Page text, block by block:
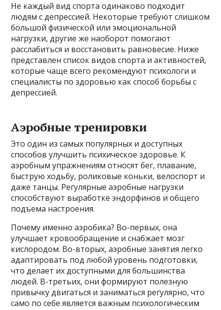
Не каждый вид спорта одинаково подходит
людям с депрессией. Некоторые требуют слишком
большой физической или эмоциональной
нагрузки, другие же наоборот помогают
расслабиться и восстановить равновесие. Ниже
представлен список видов спорта и активностей,
которые чаще всего рекомендуют психологи и
специалисты по здоровью как способ борьбы с
депрессией.
Аэробные тренировки
Это один из самых популярных и доступных
способов улучшить психическое здоровье. К
аэробным упражнениям относят бег, плавание,
быструю ходьбу, роликовые коньки, велоспорт и
даже танцы. Регулярные аэробные нагрузки
способствуют выработке эндорфинов и общего
подъема настроения.
Почему именно аэробика? Во-первых, она
улучшает кровообращение и снабжает мозг
кислородом. Во-вторых, аэробные занятия легко
адаптировать под любой уровень подготовки,
что делает их доступными для большинства
людей. В-третьих, они формируют полезную
привычку двигаться и заниматься регулярно, что
само по себе является важным психологическим